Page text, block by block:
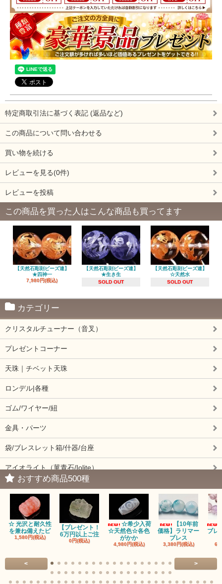
特定商取引法に基づく表記 (返品など)
この商品について問い合わせる
買い物を続ける
レビューを見る(0件)
レビューを投稿
この商品を買った人はこんな商品も買ってます
【天然石彫刻ビーズ連】
★四神一
7,980円(税込)
【天然石彫刻ビーズ連】
★生き生
SOLD OUT
【天然石彫刻ビーズ連】
☆天然水
SOLD OUT
カテゴリー
クリスタルチューナー（音叉）
プレゼントコーナー
天珠｜チベット天珠
ロンデル|各種
ゴム/ワイヤー/紐
金具・パーツ
袋/ブレスレット箱/什器/台座
アイオライト（菫青石/Iolite）
アイドクレーズ（Idocrase）（別名ベスビアナイト）
アクアマリン（藍玉/藍柱石/Aquamarine）
アクチノライトインクォーツ（Actinolite/緑閃石）
赤瑪瑙（レッドアゲート/カーネリアン）
アゲート（瑪瑙/Agate）各種
おすすめ商品500種
☆ 光沢と耐久性
を兼ね備えたピ
1,580円(税込)
【プレゼント！
6万円以上ご注
0円(税込)
☆希少入荷
☆天然色☆各色
がかか
4,980円(税込)
【10年前
価格】ラリマー
ブレス
3,380円(税込)
ブ
< >